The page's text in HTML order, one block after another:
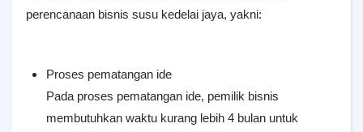
perencanaan bisnis susu kedelai jaya, yakni:
Proses pematangan ide
Pada proses pematangan ide, pemilik bisnis
membutuhkan waktu kurang lebih 4 bulan untuk